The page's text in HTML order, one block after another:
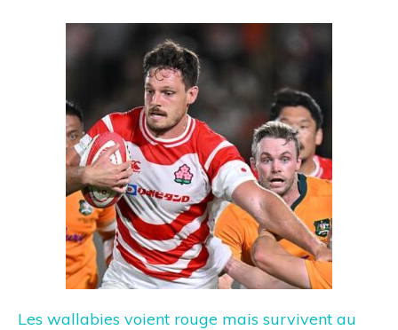
Les wallabies voient rouge mais survivent au